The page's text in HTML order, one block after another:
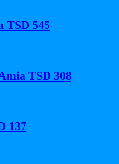
TSD 545
TSD 308
137